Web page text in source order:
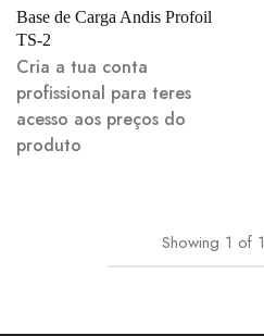
Base de Carga Andis Profoil
TS-2
Cria a tua conta
profissional para teres
acesso aos preços do
produto
Showing 1 of 1